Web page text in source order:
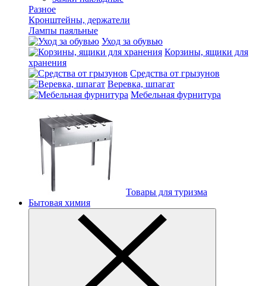
Разное
Кронштейны, держатели
Лампы паяльные
Уход за обувью
Корзины, ящики для
хранения
Средства от грызунов
Веревка, шпагат
Мебельная фурнитура
Товары для туризма
Бытовая химия